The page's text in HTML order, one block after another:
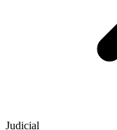
Judicial